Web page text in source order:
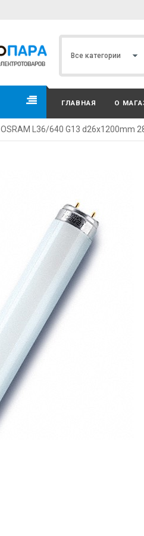
ГЛАВНАЯ О
OSRAM L36/640 G13 d26x1200mm